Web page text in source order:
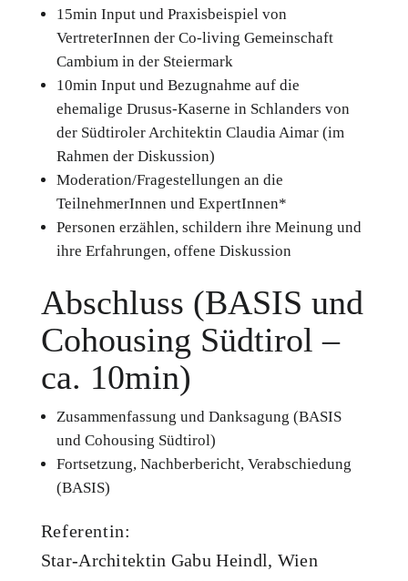
15min Input und Praxisbeispiel von
VertreterInnen der Co-living Gemeinschaft
Cambium in der Steiermark
10min Input und Bezugnahme auf die
ehemalige Drusus-Kaserne in Schlanders von
der Südtiroler Architektin Claudia Aimar (im
Rahmen der Diskussion)
Moderation/Fragestellungen an die
TeilnehmerInnen und ExpertInnen*
Personen erzählen, schildern ihre Meinung und
ihre Erfahrungen, offene Diskussion
Abschluss (BASIS und
Cohousing Südtirol –
ca. 10min)
Zusammenfassung und Danksagung (BASIS
und Cohousing Südtirol)
Fortsetzung, Nachberbericht, Verabschiedung
(BASIS)
Referentin:
Star-Architektin Gabu Heindl, Wien